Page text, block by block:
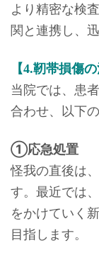
より精密な検
関と連携し、
【4.靭帯損傷
当院では、患
合わせ、以下
①応急処置
怪我の直後は
す。最近では
をかけていく
目指します。